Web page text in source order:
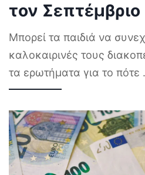
τον Σεπτέμβριο
Μπορεί τα παιδιά να
καλοκαιρινές τους
τα ερωτήματα για το πότε